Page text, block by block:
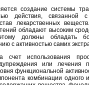
создание системы
действия, связанной
лекарственных
обладают высоким
должны обладать
с активностью самих
счет использования
или лечения
функциональной
комбинации одного